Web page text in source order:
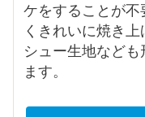
ケをすることが
くきれいに焼き
シュー生地など
ます。